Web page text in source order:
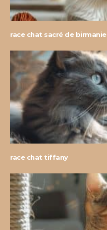
race chat sacré de birmanie
race chat tiffany